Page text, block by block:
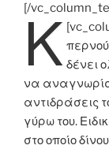
[/
Κ δένει
να
αντιδράσεις
γύρω του.
στο οποίο